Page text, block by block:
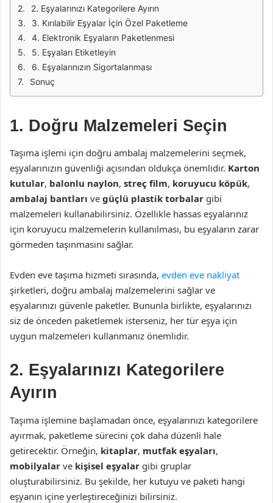
2. Eşyalarınızı Kategorilere Ayırın
3. Kırılabilir Eşyalar İçin Özel Paketleme
4. Elektronik Eşyaların Paketlenmesi
5. Eşyaları Etiketleyin
6. Eşyalarınızın Sigortalanması
Sonuç
1. Doğru Malzemeleri Seçin
Taşıma işlemi için doğru ambalaj malzemelerini seçmek,
eşyalarınızın güvenliği açısından oldukça önemlidir. Karton
kutular, balonlu naylon, streç film, koruyucu köpük,
ambalaj bantları ve güçlü plastik torbalar gibi
malzemeleri kullanabilirsiniz. Özellikle hassas eşyalarınız
için koruyucu malzemelerin kullanılması, bu eşyaların zarar
görmeden taşınmasını sağlar.
Evden eve taşıma hizmeti sırasında, evden eve nakliyat
şirketleri, doğru ambalaj malzemelerini sağlar ve
eşyalarınızı güvenle paketler. Bununla birlikte, eşyalarınızı
siz de önceden paketlemek isterseniz, her tür eşya için
uygun malzemeleri kullanmanız önemlidir.
2. Eşyalarınızı Kategorilere
Ayırın
Taşıma işlemine başlamadan önce, eşyalarınızı kategorilere
ayırmak, paketleme sürecini çok daha düzenli hale
getirecektir. Örneğin, kitaplar, mutfak eşyaları,
mobilyalar ve kişisel eşyalar gibi gruplar
oluşturabilirsiniz. Bu şekilde, her kutuyu ve paketi hangi
eşyanın içine yerleştireceğinizi bilirsiniz.